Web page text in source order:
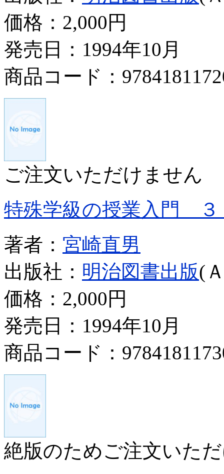
価格： 2,000円
発売日：1994年10月
商品コード：
ご注文いただけません
特殊学級の授業入門
著者： 宮崎直男
出版社： 明治図書出版(
価格： 2,000円
発売日：1994年10月
商品コード：
絶版のためご注文いた